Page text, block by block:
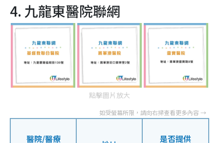
4. 九龍東醫院聯網
點擊圖片放大
醫院/醫療 是否提供